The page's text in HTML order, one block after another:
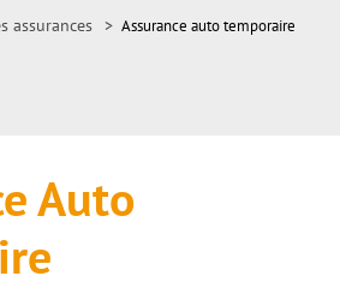
assurances > Assurance auto temporaire
Auto